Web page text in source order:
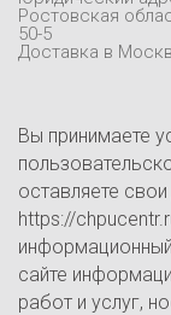
Ростовская
50-5
Доставка в
Вы принимаете
оставляете
https://
сайте
работ и услуг,